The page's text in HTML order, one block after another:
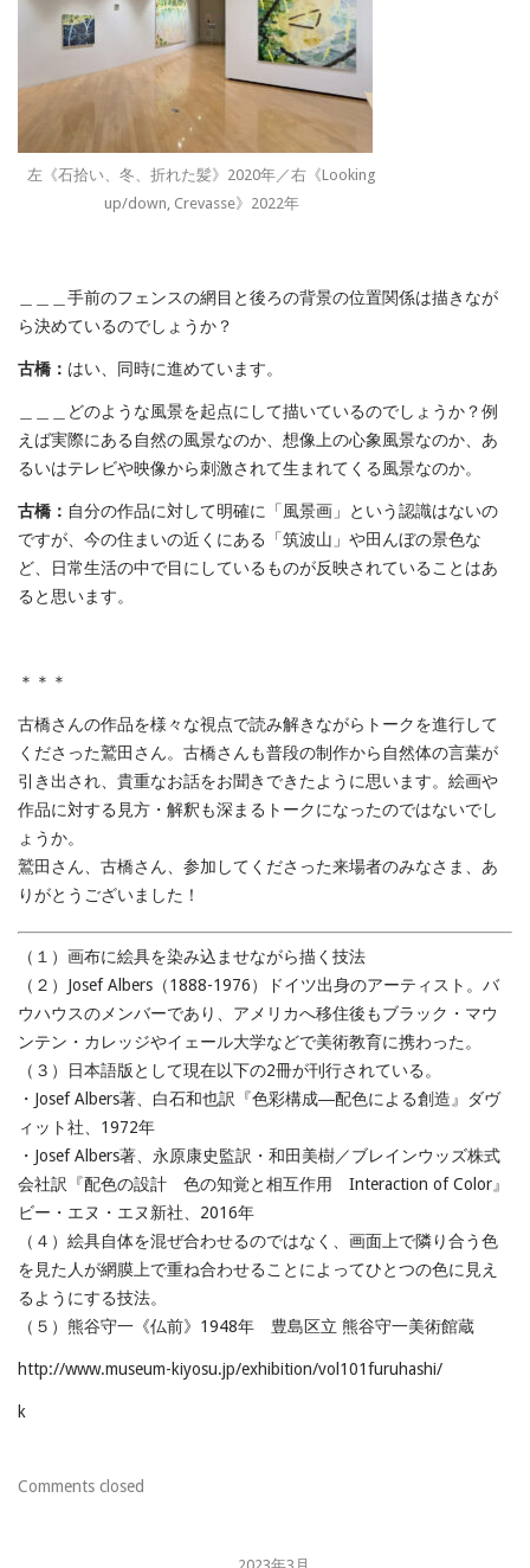
左《石拾い、冬、折れた髪》2020年／右《Looking
up/down, Crevasse》2022年
＿＿＿手前のフェンスの網目と後ろの背景の位置関係は描きなが
ら決めているのでしょうか？
古橋： はい、同時に進めています。
＿＿＿どのような風景を起点にして描いているのでしょうか？例
えば実際にある自然の風景なのか、想像上の心象風景なのか、あ
るいはテレビや映像から刺激されて生まれてくる風景なのか。
古橋： 自分の作品に対して明確に「風景画」という認識はないの
ですが、今の住まいの近くにある「筑波山」や田んぼの景色な
ど、日常生活の中で目にしているものが反映されていることはあ
ると思います。
＊＊＊
古橋さんの作品を様々な視点で読み解きながらトークを進行して
くださった鷲田さん。古橋さんも普段の制作から自然体の言葉が
引き出され、貴重なお話をお聞きできたように思います。絵画や
作品に対する見方・解釈も深まるトークになったのではないでし
ょうか。
鷲田さん、古橋さん、参加してくださった来場者のみなさま、あ
りがとうございました！
（１）画布に絵具を染み込ませながら描く技法
（２）Josef Albers（1888-1976）ドイツ出身のアーティスト。バ
ウハウスのメンバーであり、アメリカへ移住後もブラック・マウ
ンテン・カレッジやイェール大学などで美術教育に携わった。
（３）日本語版として現在以下の2冊が刊行されている。
・Josef Albers著、白石和也訳『色彩構成―配色による創造』ダヴ
ィット社、1972年
・Josef Albers著、永原康史監訳・和田美樹／ブレインウッズ株式
会社訳『配色の設計 色の知覚と相互作用 Interaction of Color』
ビー・エヌ・エヌ新社、2016年
（４）絵具自体を混ぜ合わせるのではなく、画面上で隣り合う色
を見た人が網膜上で重ね合わせることによってひとつの色に見え
るようにする技法。
（５）熊谷守一《仏前》1948年 豊島区立 熊谷守一美術館蔵
http://www.museum-kiyosu.jp/exhibition/vol101furuhashi/
k
Comments closed